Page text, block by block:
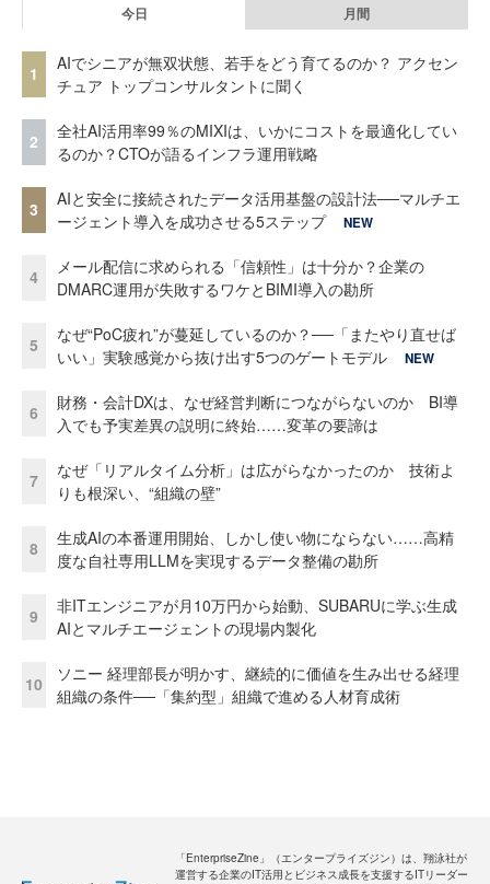
今日 月間
1
AIでシニアが無双状態、若手をどう育てるのか？ アクセン
チュア トップコンサルタントに聞く
2
全社AI活用率99％のMIXIは、いかにコストを最適化してい
るのか？CTOが語るインフラ運用戦略
3
AIと安全に接続されたデータ活用基盤の設計法──マルチエ
ージェント導入を成功させる5ステップ
NEW
4
メール配信に求められる「信頼性」は十分か？企業の
DMARC運用が失敗するワケとBIMI導入の勘所
5
なぜ“PoC疲れ”が蔓延しているのか？──「またやり直せば
いい」実験感覚から抜け出す5つのゲートモデル
NEW
6
財務・会計DXは、なぜ経営判断につながらないのか BI導
入でも予実差異の説明に終始……変革の要諦は
7
なぜ「リアルタイム分析」は広がらなかったのか 技術よ
りも根深い、“組織の壁”
8
生成AIの本番運用開始、しかし使い物にならない……高精
度な自社専用LLMを実現するデータ整備の勘所
9
非ITエンジニアが月10万円から始動、SUBARUに学ぶ生成
AIとマルチエージェントの現場内製化
10
ソニー 経理部長が明かす、継続的に価値を生み出せる経理
組織の条件──「集約型」組織で進める人材育成術
「EnterpriseZine」（エンタープライズジン）は、翔泳社が
運営する企業のIT活用とビジネス成長を支援するITリーダー